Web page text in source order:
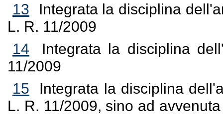
13
Integrata la disciplina
L. R. 11/2009
14
Integrata la disciplina
11/2009
15
Integrata la disciplina
L. R. 11/2009, sino ad